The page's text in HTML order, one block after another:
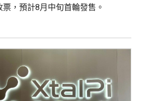
，預計8月中旬首輪發售。